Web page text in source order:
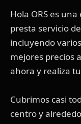
Hola ORS es
presta servicio
incluyendo
mejores precios
ahora y realiza
Cubrimos casi
centro y